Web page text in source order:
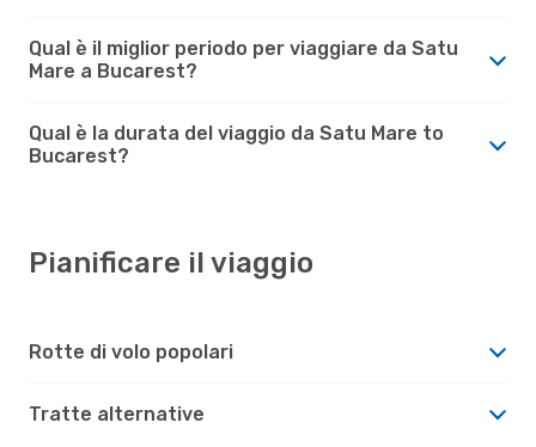
Qual è il miglior periodo per viaggiare da Satu
Mare a Bucarest?
Qual è la durata del viaggio da Satu Mare to
Bucarest?
Pianificare il viaggio
Rotte di volo popolari
Tratte alternative